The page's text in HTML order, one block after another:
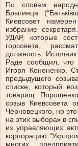
По словам
Брыгинца
Киевсовет
избрание
УДАР, которые
горсовета,
должность. Источник
Раде сообщил, что
Игоря Кононенко.
предыдущего
списке, который
товарищ
созыв Киевсовета
Черновецкого, но
на этих выборах в
из управляющих
корпорацию
многих